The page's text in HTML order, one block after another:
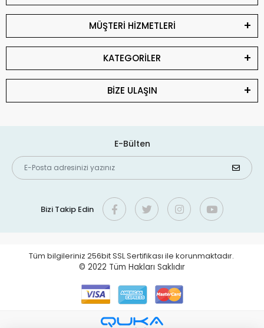
MÜŞTERİ HİZMETLERİ
KATEGORİLER
BİZE ULAŞIN
E-Bülten
Bizi Takip Edin
Tüm bilgileriniz 256bit SSL Sertifikası ile korunmaktadır.
© 2022 Tüm Hakları Saklıdır